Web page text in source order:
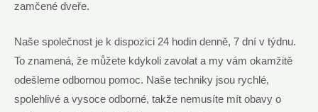
zamčené dveře.
Naše společnost je k dispozici 24 hodin denně, 7 dní v týdnu.
To znamená, že můžete kdykoli zavolat a my vám okamžitě
odešleme odbornou pomoc. Naše techniky jsou rychlé,
spolehlivé a vysoce odborné, takže nemusíte mít obavy o